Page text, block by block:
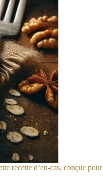
recette d’en-cas, conçue pour